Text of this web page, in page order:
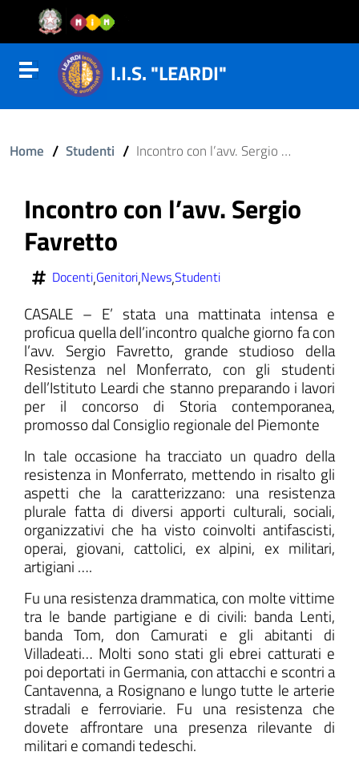
Vai al contenuto
Vail al menu di navigazione
Vai al footer
Attiva disattiva la navigazione
del sito
I.I.S. "LEARDI"
Home / Studenti / Incontro con l’avv. Sergio Favretto
Incontro con l’avv. Sergio
Favretto
Docenti,Genitori,News,Studenti
CASALE – E’ stata una mattinata intensa e
proficua quella dell’incontro qualche giorno fa con
l’avv. Sergio Favretto, grande studioso della
Resistenza nel Monferrato, con gli studenti
dell’Istituto Leardi che stanno preparando i lavori
per il concorso di Storia contemporanea,
promosso dal Consiglio regionale del Piemonte
In tale occasione ha tracciato un quadro della
resistenza in Monferrato, mettendo in risalto gli
aspetti che la caratterizzano: una resistenza
plurale fatta di diversi apporti culturali, sociali,
organizzativi che ha visto coinvolti antifascisti,
operai, giovani, cattolici, ex alpini, ex militari,
artigiani ….
Fu una resistenza drammatica, con molte vittime
tra le bande partigiane e di civili: banda Lenti,
banda Tom, don Camurati e gli abitanti di
Villadeati… Molti sono stati gli ebrei catturati e
poi deportati in Germania, con attacchi e scontri a
Cantavenna, a Rosignano e lungo tutte le arterie
stradali e ferroviarie. Fu una resistenza che
dovete affrontare una presenza rilevante di
militari e comandi tedeschi.